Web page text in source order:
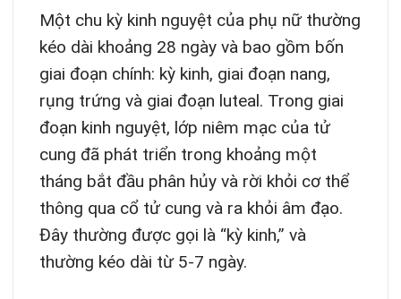
Một chu kỳ kinh nguyệt của phụ nữ thường
kéo dài khoảng 28 ngày và bao gồm bốn
giai đoạn chính: kỳ kinh, giai đoạn nang,
rụng trứng và giai đoạn luteal. Trong giai
đoạn kinh nguyệt, lớp niêm mạc của tử
cung đã phát triển trong khoảng một
tháng bắt đầu phân hủy và rời khỏi cơ thể
thông qua cổ tử cung và ra khỏi âm đạo.
Đây thường được gọi là “kỳ kinh,” và
thường kéo dài từ 5-7 ngày.